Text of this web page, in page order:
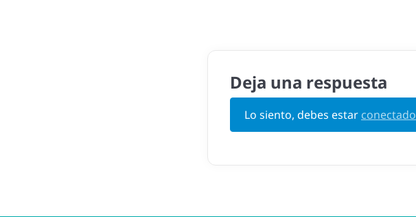
Deja una respuesta
Lo siento, debes estar conectado